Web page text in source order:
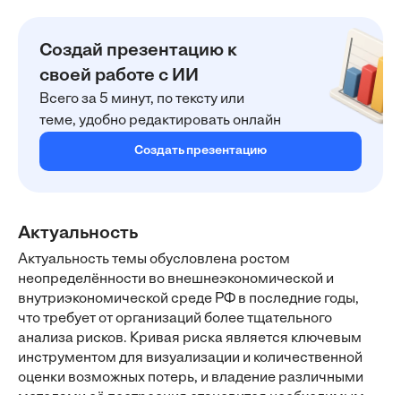
Создай презентацию к
своей работе с ИИ
Всего за 5 минут, по тексту или
теме, удобно редактировать онлайн
Создать презентацию
Актуальность
Актуальность темы обусловлена ростом
неопределённости во внешнеэкономической и
внутриэкономической среде РФ в последние годы,
что требует от организаций более тщательного
анализа рисков. Кривая риска является ключевым
инструментом для визуализации и количественной
оценки возможных потерь, и владение различными